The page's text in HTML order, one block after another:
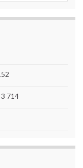
3 714